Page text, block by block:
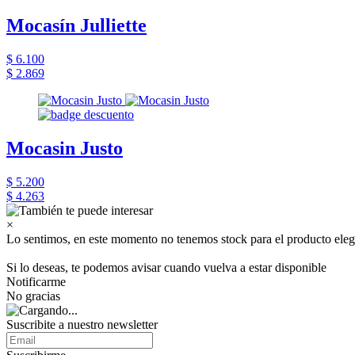
Mocasín Julliette
$ 6.100
$ 2.869
Mocasin Justo
$ 5.200
$ 4.263
×
Lo sentimos, en este momento no tenemos stock para el producto
Si lo deseas, te podemos avisar cuando vuelva a estar disponible
Notificarme
No gracias
Suscribite a nuestro newsletter